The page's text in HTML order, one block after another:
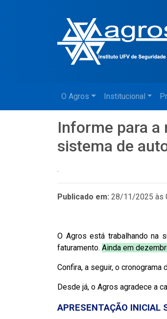
O Agros Institucional
Informe para a
sistema de
.
Publicado em: 28/11/2025 às
O Agros está trabalhando na
faturamento. Ainda em
Confira, a seguir, o
Desde já, o Agros agradece a
APRESENTAÇÃO INICIAL